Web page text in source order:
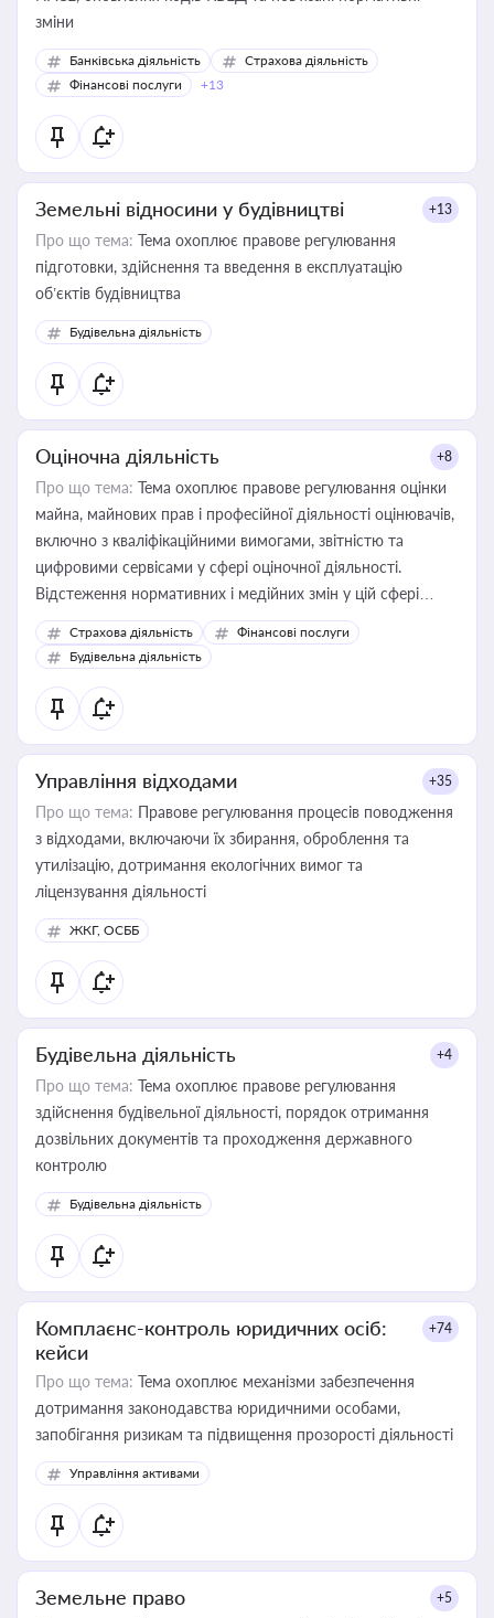
зміни
Банківська діяльність
Страхова діяльність
Фінансові послуги
+13
Земельні відносини у будівництві +13
Про що тема: Тема охоплює правове регулювання
підготовки, здійснення та введення в експлуатацію
об’єктів будівництва
Будівельна діяльність
Оціночна діяльність +8
Про що тема: Тема охоплює правове регулювання оцінки
майна, майнових прав і професійної діяльності оцінювачів,
включно з кваліфікаційними вимогами, звітністю та
цифровими сервісами у сфері оціночної діяльності.
Відстеження нормативних і медійних змін у цій сфері
корисне для власника бізнесу, керівника, юриста або
бухгалтера під час оподаткування, приватизації, оренди
державного майна, корпоративних угод і перевірки
статусу суб'єктів оціночної діяльності
Страхова діяльність
Фінансові послуги
Будівельна діяльність
Управління відходами +35
Про що тема: Правове регулювання процесів поводження
з відходами, включаючи їх збирання, оброблення та
утилізацію, дотримання екологічних вимог та
ліцензування діяльності
ЖКГ, ОСББ
Будівельна діяльність +4
Про що тема: Тема охоплює правове регулювання
здійснення будівельної діяльності, порядок отримання
дозвільних документів та проходження державного
контролю
Будівельна діяльність
Комплаєнс-контроль юридичних осіб:
кейси
+74
Про що тема: Тема охоплює механізми забезпечення
дотримання законодавства юридичними особами,
запобігання ризикам та підвищення прозорості діяльності
Управління активами
Земельне право +5